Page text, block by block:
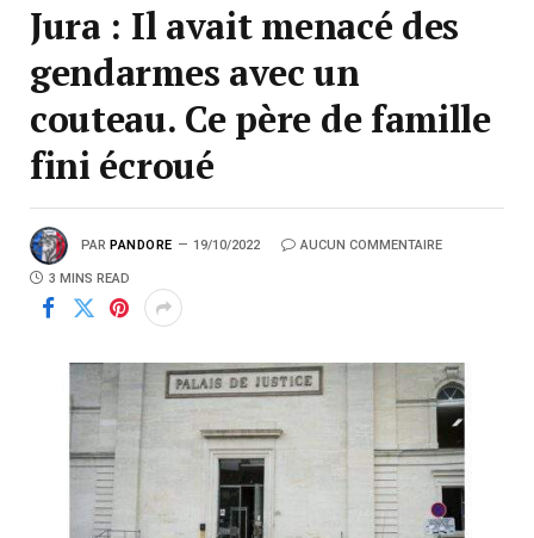
Jura : Il avait menacé des
gendarmes avec un
couteau. Ce père de famille
fini écroué
PAR PANDORE 19/10/2022 AUCUN COMMENTAIRE
3 MINS READ